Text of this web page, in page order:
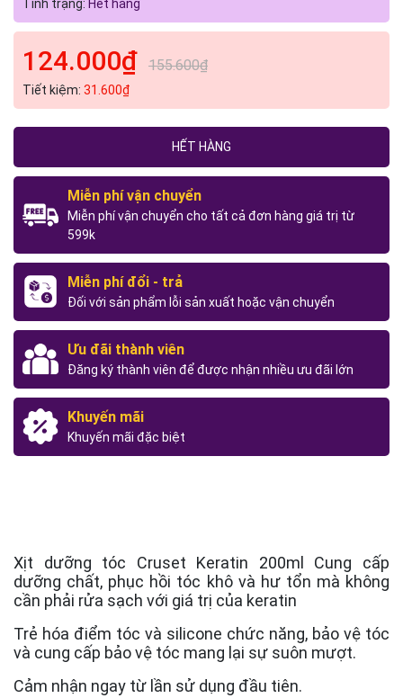
Tình trạng: Hết hàng
124.000₫ 155.600₫
Tiết kiệm: 31.600₫
HẾT HÀNG
Miễn phí vận chuyển
Miễn phí vận chuyển cho tất cả đơn hàng giá trị từ
599k
Miễn phí đổi - trả
Đối với sản phẩm lỗi sản xuất hoặc vận chuyển
Ưu đãi thành viên
Đăng ký thành viên để được nhận nhiều ưu đãi lớn
Khuyến mãi
Khuyến mãi đặc biệt
Xịt dưỡng tóc Cruset Keratin 200ml Cung cấp
dưỡng chất, phục hồi tóc khô và hư tổn mà không
cần phải rửa sạch với giá trị của keratin
Trẻ hóa điểm tóc và silicone chức năng, bảo vệ tóc
và cung cấp bảo vệ tóc mang lại sự suôn mượt.
Cảm nhận ngay từ lần sử dụng đầu tiên.